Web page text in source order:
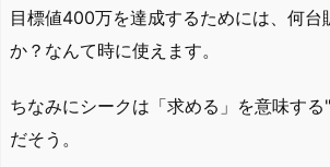
目標値400万を達成するためには、何台
か？なんて時に使えます。
ちなみにシークは「求める」を意味す
だそう。